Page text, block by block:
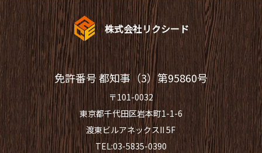
株式会社リクシード
免許番号 都知事（3）第95860号
〒101-0032
東京都千代田区岩本町1-1-6
渡東ビルアネックスII 5F
TEL:03-5835-0390